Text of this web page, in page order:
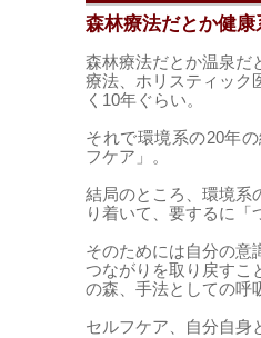
森林療法だとか健
森林療法だとか温泉だ
療法、ホリスティック
く10年ぐらい。
それで環境系の20年
フケア」。
結局のところ、環境系
り着いて、要するに「
そのためには自分の意
つながりを取り戻すこ
の森、手法としての呼
セルフケア、自分自身